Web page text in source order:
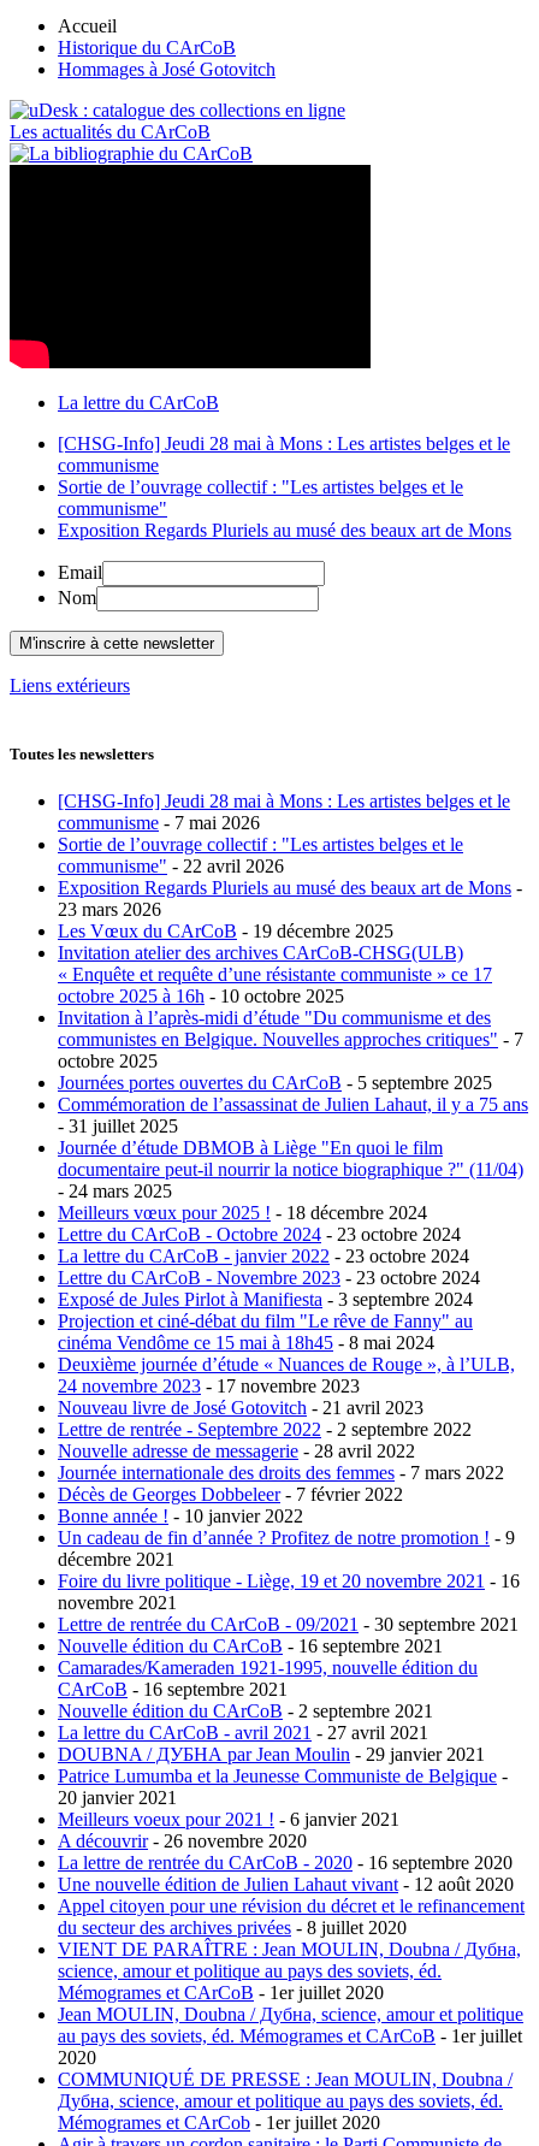
Accueil
Historique du CArCoB
Hommages à José Gotovitch
Les actualités du CArCoB
La lettre du CArCoB
[CHSG-Info] Jeudi 28 mai à Mons : Les artistes belges et le
communisme
Sortie de l’ouvrage collectif : "Les artistes belges et le
communisme"
Exposition Regards Pluriels au musé des beaux art de Mons
Email
Nom
Liens extérieurs
Toutes les newsletters
[CHSG-Info] Jeudi 28 mai à Mons : Les artistes belges et le
communisme - 7 mai 2026
Sortie de l’ouvrage collectif : "Les artistes belges et le
communisme" - 22 avril 2026
Exposition Regards Pluriels au musé des beaux art de Mons -
23 mars 2026
Les Vœux du CArCoB - 19 décembre 2025
Invitation atelier des archives CArCoB-CHSG(ULB)
« Enquête et requête d’une résistante communiste » ce 17
octobre 2025 à 16h - 10 octobre 2025
Invitation à l’après-midi d’étude "Du communisme et des
communistes en Belgique. Nouvelles approches critiques" - 7
octobre 2025
Journées portes ouvertes du CArCoB - 5 septembre 2025
Commémoration de l’assassinat de Julien Lahaut, il y a 75 ans
- 31 juillet 2025
Journée d’étude DBMOB à Liège "En quoi le film
documentaire peut-il nourrir la notice biographique ?" (11/04)
- 24 mars 2025
Meilleurs vœux pour 2025 ! - 18 décembre 2024
Lettre du CArCoB - Octobre 2024 - 23 octobre 2024
La lettre du CArCoB - janvier 2022 - 23 octobre 2024
Lettre du CArCoB - Novembre 2023 - 23 octobre 2024
Exposé de Jules Pirlot à Manifiesta - 3 septembre 2024
Projection et ciné-débat du film "Le rêve de Fanny" au
cinéma Vendôme ce 15 mai à 18h45 - 8 mai 2024
Deuxième journée d’étude « Nuances de Rouge », à l’ULB,
24 novembre 2023 - 17 novembre 2023
Nouveau livre de José Gotovitch - 21 avril 2023
Lettre de rentrée - Septembre 2022 - 2 septembre 2022
Nouvelle adresse de messagerie - 28 avril 2022
Journée internationale des droits des femmes - 7 mars 2022
Décès de Georges Dobbeleer- 7 février 2022
Bonne année ! - 10 janvier 2022
Un cadeau de fin d’année ? Profitez de notre promotion ! - 9
décembre 2021
Foire du livre politique - Liège, 19 et 20 novembre 2021 - 16
novembre 2021
Lettre de rentrée du CArCoB - 09/2021 - 30 septembre 2021
Nouvelle édition du CArCoB - 16 septembre 2021
Camarades/Kameraden 1921-1995, nouvelle édition du
CArCoB - 16 septembre 2021
Nouvelle édition du CArCoB - 2 septembre 2021
La lettre du CArCoB - avril 2021 - 27 avril 2021
DOUBNA / ДУБНА par Jean Moulin - 29 janvier 2021
Patrice Lumumba et la Jeunesse Communiste de Belgique -
20 janvier 2021
Meilleurs voeux pour 2021 ! - 6 janvier 2021
A découvrir- 26 novembre 2020
La lettre de rentrée du CArCoB - 2020 - 16 septembre 2020
Une nouvelle édition de Julien Lahaut vivant - 12 août 2020
Appel citoyen pour une révision du décret et le refinancement
du secteur des archives privées - 8 juillet 2020
VIENT DE PARAÎTRE : Jean MOULIN, Doubna / Дубна,
science, amour et politique au pays des soviets, éd.
Mémogrames et CArCoB - 1er juillet 2020
Jean MOULIN, Doubna / Дубна, science, amour et politique
au pays des soviets, éd. Mémogrames et CArCoB - 1er juillet
2020
COMMUNIQUÉ DE PRESSE : Jean MOULIN, Doubna /
Дубна, science, amour et politique au pays des soviets, éd.
Mémogrames et CArCob - 1er juillet 2020